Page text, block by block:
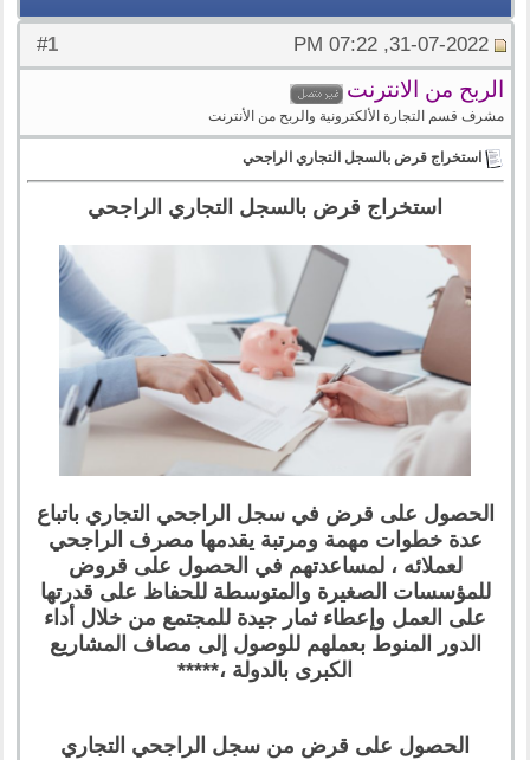
#
1 31-07-2022, 07:22 PM
الربح من الانترنت
مشرف قسم التجارة الألكترونية والربح من الأنترنت
استخراج قرض بالسجل التجاري الراجحي
استخراج قرض بالسجل التجاري الراجحي
الحصول على قرض في سجل الراجحي التجاري باتباع
عدة خطوات مهمة ومرتبة يقدمها مصرف الراجحي
لعملائه ، لمساعدتهم في الحصول على قروض
للمؤسسات الصغيرة والمتوسطة للحفاظ على قدرتها
على العمل وإعطاء ثمار جيدة للمجتمع من خلال أداء
الدور المنوط بعملهم للوصول إلى مصاف المشاريع
الكبرى بالدولة ،*****
الحصول على قرض من سجل الراجحي التجاري